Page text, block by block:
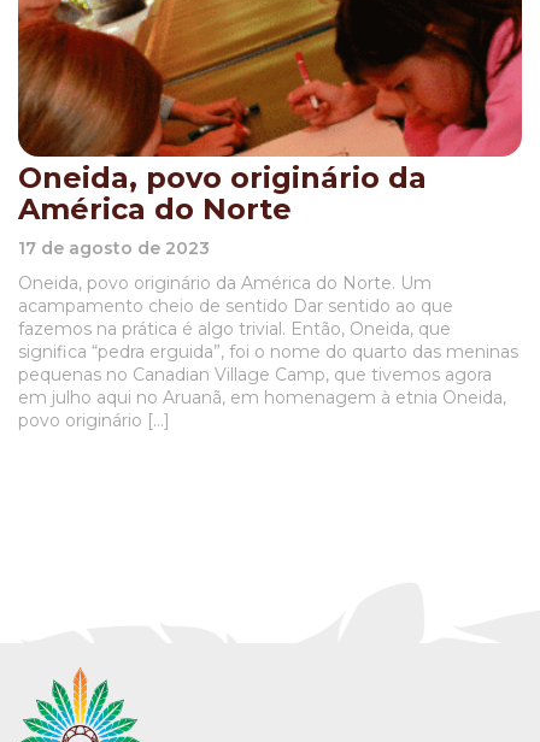
Oneida, povo originário da
América do Norte
17 de agosto de 2023
Oneida, povo originário da América do Norte. Um
acampamento cheio de sentido Dar sentido ao que
fazemos na prática é algo trivial. Então, Oneida, que
significa “pedra erguida”, foi o nome do quarto das meninas
pequenas no Canadian Village Camp, que tivemos agora
em julho aqui no Aruanã, em homenagem à etnia Oneida,
povo originário […]